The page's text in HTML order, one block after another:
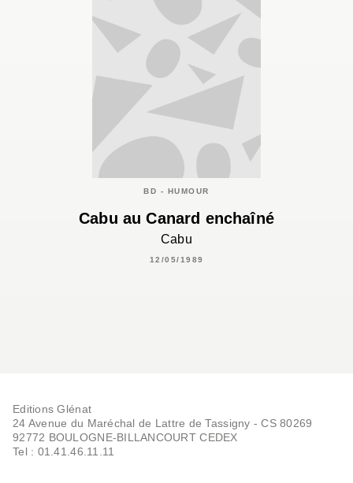
BD - HUMOUR
Cabu au Canard enchaîné
Cabu
12/05/1989
Editions Glénat
24 Avenue du Maréchal de Lattre de Tassigny - CS 80269
92772 BOULOGNE-BILLANCOURT CEDEX
Tel : 01.41.46.11.11